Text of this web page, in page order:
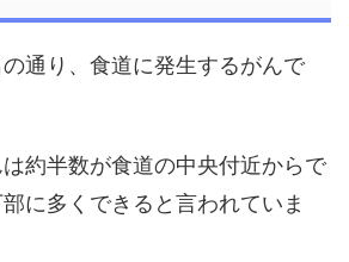
通り、食道に発生するがんで
約半数が食道の中央付近からで
に多くできると言われていま